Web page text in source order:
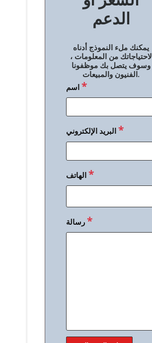
الدعم
يمكنك ملء النموذج أدناه
لاحتياجاتك من المعلومات ،
وسوف يتصل بك موظفونا
الفنيون والمبيعات.
اسم*
البريد الإلكتروني*
الهاتف*
رسالة*